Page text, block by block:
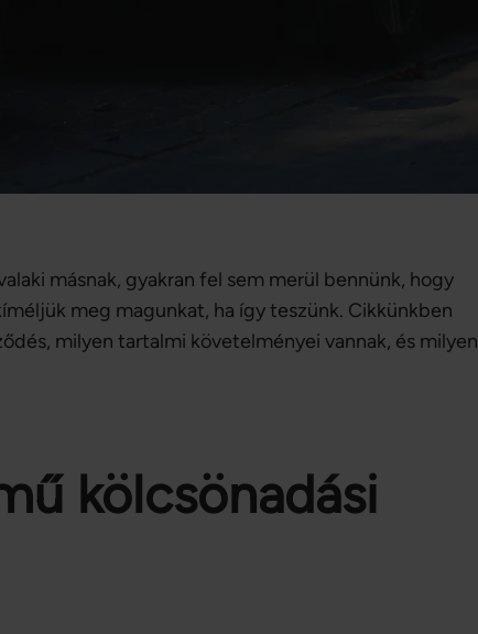
másnak, gyakran fel sem merül bennünk, hogy
meg magunkat, ha így teszünk. Cikkünkben
milyen tartalmi követelményei vannak, és milyen
kölcsönadási